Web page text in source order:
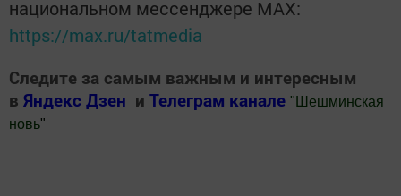
национальном мессенджере MАХ:
https://max.ru/tatmedia
Следите за самым важным и интересным
в Яндекс Дзен и Телеграм канале " Шешминская
новь"